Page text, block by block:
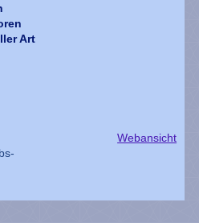
Art
Webansicht